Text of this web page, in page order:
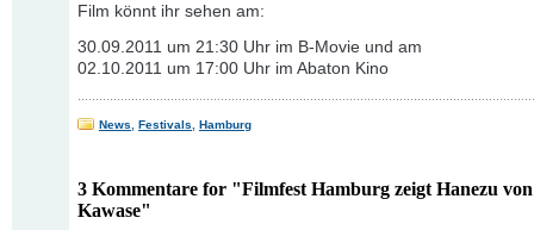
Film könnt ihr sehen am:
30.09.2011 um 21:30 Uhr im B-Movie und am
02.10.2011 um 17:00 Uhr im Abaton Kino
News Festivals Hamburg
3 Kommentare for "Filmfest Hamburg zeigt Hanezu
Kawase"